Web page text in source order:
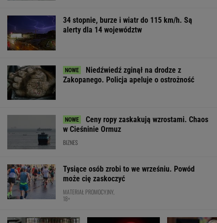
34 stopnie, burze i wiatr do 115 km/h. Są
alerty dla 14 województw
Niedźwiedź zginął na drodze z
Zakopanego. Policja apeluje o ostrożność
Ceny ropy zaskakują wzrostami. Chaos
w Cieśninie Ormuz
BIZNES
Tysiące osób zrobi to we wrześniu. Powód
może cię zaskoczyć
MATERIAŁ PROMOCYJNY,
18+